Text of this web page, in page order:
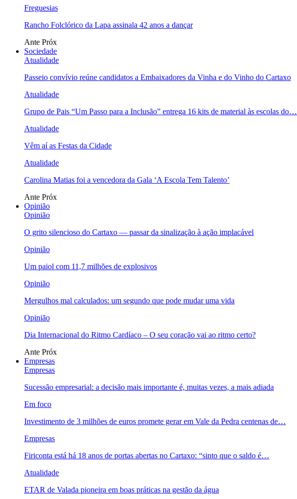
Freguesias
Rancho Folclórico da Lapa assinala 42 anos a dançar
Ante Próx
Sociedade
Atualidade
Passeio convívio reúne candidatos a Embaixadores da Vinha e do Vinho do Cartaxo
Atualidade
Grupo de Pais “Um Passo para a Inclusão” entrega 16 kits de material às escolas do…
Atualidade
Vêm aí as Festas da Cidade
Atualidade
Carolina Matias foi a vencedora da Gala ‘A Escola Tem Talento’
Ante Próx
Opinião
Opinião
O grito silencioso do Cartaxo — passar da sinalização à ação implacável
Opinião
Um paiol com 11,7 milhões de explosivos
Opinião
Mergulhos mal calculados: um segundo que pode mudar uma vida
Opinião
Dia Internacional do Ritmo Cardíaco – O seu coração vai ao ritmo certo?
Ante Próx
Empresas
Empresas
Sucessão empresarial: a decisão mais importante é, muitas vezes, a mais adiada
Em foco
Investimento de 3 milhões de euros promete gerar em Vale da Pedra centenas de…
Empresas
Firiconta está há 18 anos de portas abertas no Cartaxo: “sinto que o saldo é…
Atualidade
ETAR de Valada pioneira em boas práticas na gestão da água